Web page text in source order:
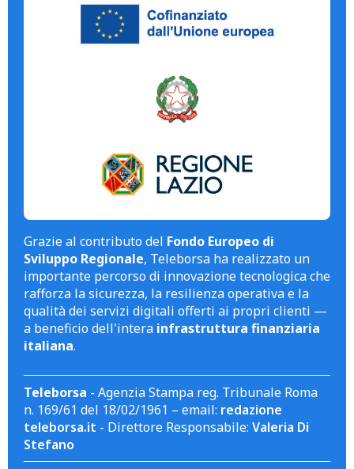
Grazie al contributo del Fondo Europeo di
Sviluppo Regionale, Teleborsa ha realizzato un
importante percorso di innovazione tecnologica che
rafforza la sicurezza, la resilienza operativa e la
qualità dei servizi digitali offerti ai propri clienti —
a beneficio dell'intera infrastruttura finanziaria
italiana.
Teleborsa - Agenzia Stampa reg. Tribunale Roma
n. 169/61 del 18/02/1961 – email: redazione
teleborsa.it - Direttore Responsabile: Valeria Di
Stefano